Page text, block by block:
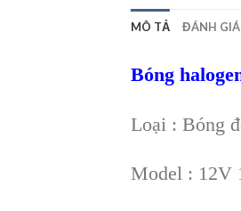
MÔ TẢ ĐÁNH GIÁ
Bóng
Loại : Bóng
Model : 12V